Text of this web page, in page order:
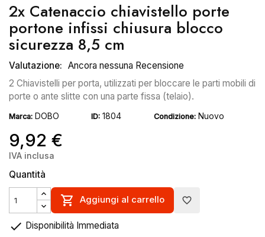
2x Catenaccio chiavistello porte
portone infissi chiusura blocco
sicurezza 8,5 cm
Valutazione: Ancora nessuna Recensione
2 Chiavistelli per porta, utilizzati per bloccare le parti mobili di
porte o ante slitte con una parte fissa (telaio).
Marca: DOBO ID: 1804 Condizione: Nuovo
9,92 €
IVA inclusa
Quantità
 Aggiungi al carrello favorite_border
 Disponibilità Immediata